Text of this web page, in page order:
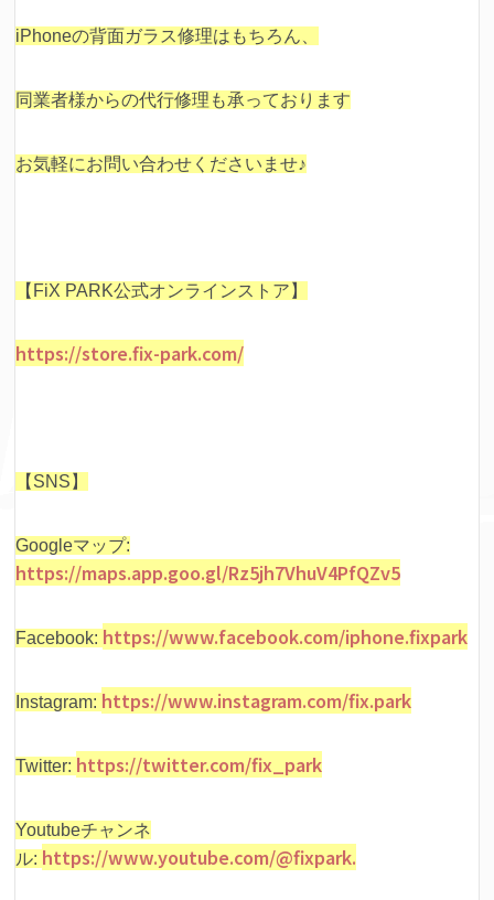
iPhoneの背面ガラス修理はもちろん、
同業者様からの代行修理も承っております
お気軽にお問い合わせくださいませ♪
【FiX PARK公式オンラインストア】
https://store.fix-park.com/
【SNS】
Googleマップ:
https://maps.app.goo.gl/Rz5jh7VhuV4PfQZv5
Facebook: https://www.facebook.com/iphone.fixpark
Instagram: https://www.instagram.com/fix.park
Twitter: https://twitter.com/fix_park
Youtubeチャンネ
ル: https://www.youtube.com/@fixpark.